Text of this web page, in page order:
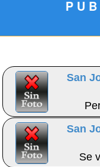
P U
San
San
Se